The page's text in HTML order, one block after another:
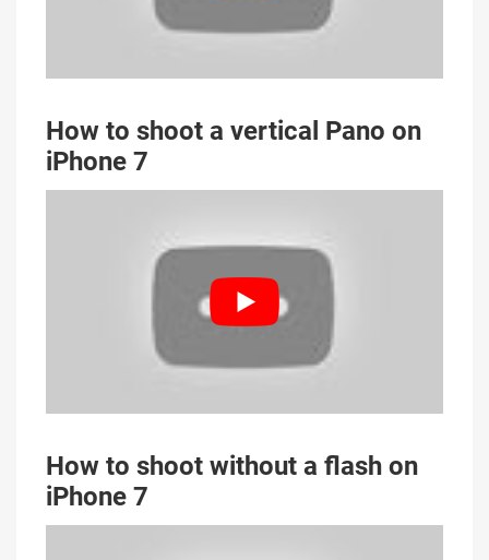
How to shoot a vertical Pano on
iPhone 7
How to shoot without a flash on
iPhone 7